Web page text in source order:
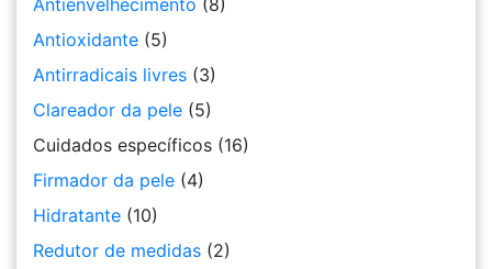
Antienvelhecimento (8)
Antioxidante (5)
Antirradicais livres (3)
Clareador da pele (5)
Cuidados específicos (16)
Firmador da pele (4)
Hidratante (10)
Redutor de medidas (2)